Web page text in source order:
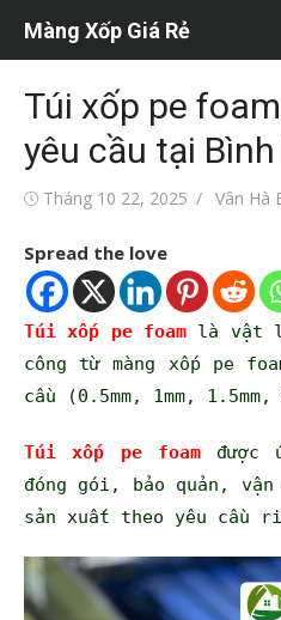
Màng Xốp Giá Rẻ
Túi xốp pe
yêu cầu tại
ĐăngTháng 10 22, 2025
Tác
Vân Hà
Spread the love
Túi xốp pe foamlà vật
công từ màng xốp pe
cầu (0.5mm, 1mm, 1.5mm,
Túi xốp pe foam được
đóng gói, bảo quản, vận
sản xuất theo yêu cầu